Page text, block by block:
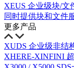
XEUS 企业级块/文
同时提供块和文件
更多产品
XUDS 企业级非结
XHERE-XINFINI